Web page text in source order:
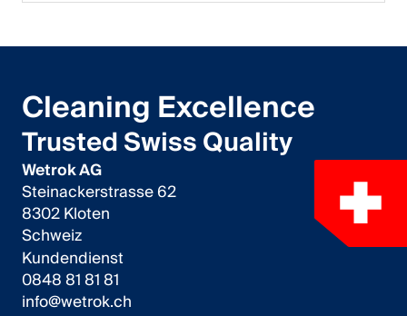
Cleaning Excellence
Trusted Swiss Quality
Wetrok AG
Steinackerstrasse 62
8302 Kloten
Schweiz
Kundendienst
0848 81 81 81
info@wetrok.ch